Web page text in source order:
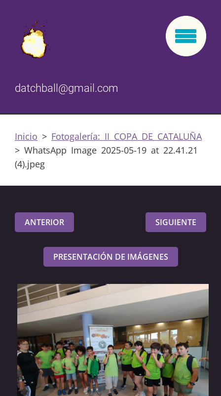
datchball@gmail.com
Inicio > Fotogalería: II COPA DE CATALUÑA
> WhatsApp Image 2025-05-19 at 22.41.21
(4).jpeg
ANTERIOR SIGUIENTE
PRESENTACIÓN DE IMÁGENES